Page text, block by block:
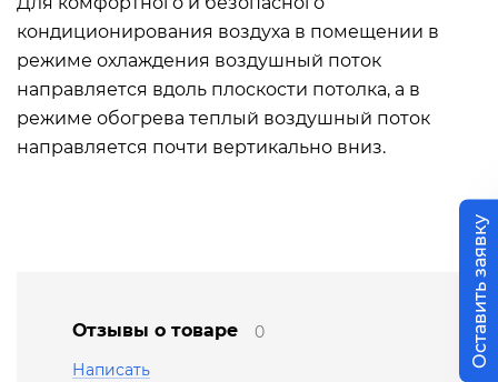
кондиционирования воздуха в помещении в
режиме охлаждения воздушный поток
направляется вдоль плоскости потолка, а в
режиме обогрева теплый воздушный поток
направляется почти вертикально вниз.
Отзывы о товаре
0
Написать
Оставить заявку